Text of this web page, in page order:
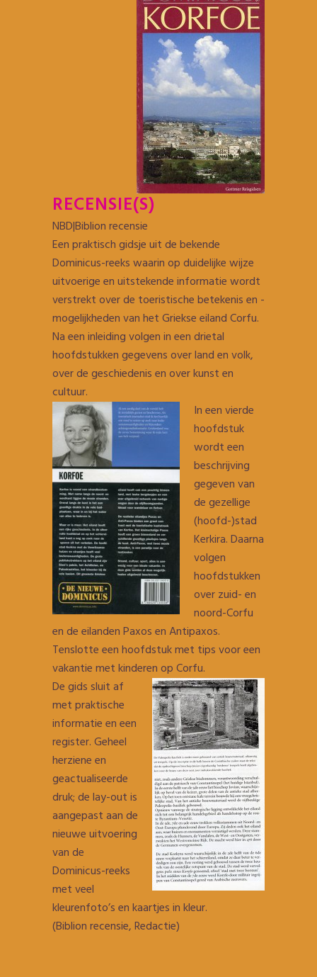
RECENSIE(S)
NBD|Biblion recensie
Een praktisch gidsje uit de bekende
Dominicus-reeks waarin op duidelijke wijze
uitvoerige en uitstekende informatie wordt
verstrekt over de toeristische betekenis en -
mogelijkheden van het Griekse eiland Corfu.
Na een inleiding volgen in een drietal
hoofdstukken gegevens over land en volk,
over de geschiedenis en over kunst en
cultuur.
In een vierde
hoofdstuk
wordt een
beschrijving
gegeven van
de gezellige
(hoofd-)stad
Kerkira. Daarna
volgen
hoofdstukken
over zuid- en
noord-Corfu
en de eilanden Paxos en Antipaxos.
Tenslotte een hoofdstuk met tips voor een
vakantie met kinderen op Corfu.
De gids sluit af
met praktische
informatie en een
register. Geheel
herziene en
geactualiseerde
druk; de lay-out is
aangepast aan de
nieuwe uitvoering
van de
Dominicus-reeks
met veel
kleurenfoto’s en kaartjes in kleur.
(Biblion recensie, Redactie)